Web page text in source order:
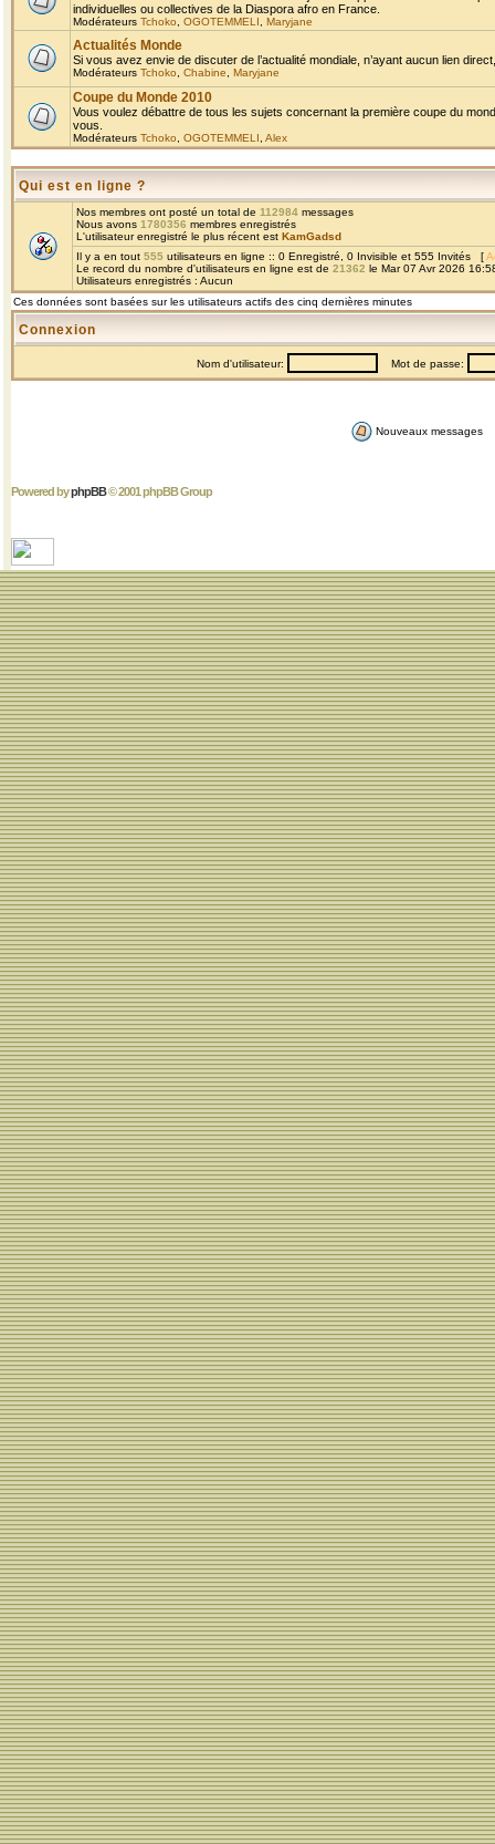
individuelles ou collectives de la Diaspora afro en France.
Modérateurs Tchoko OGOTEMMELI Maryjane
Actualités Monde
Si vous avez envie de discuter de l’actualité mondiale, n’ayant aucun lien
Modérateurs Tchoko Chabine Maryjane
Coupe du Monde 2010
Vous voulez débattre de tous les sujets concernant la première coupe du
vous.
Modérateurs Tchoko OGOTEMMELI Alex
Qui est en ligne ?
Nos membres ont posté un total de 112984 messages
Nous avons 1780356 membres enregistrés
L'utilisateur enregistré le plus récent est KamGadsd
Il y a en tout 555 utilisateurs en ligne :: 0 Enregistré, 0 Invisible et 555 Invités [
Le record du nombre d'utilisateurs en ligne est de 21362 le Mar 07 Avr 2026
Utilisateurs enregistrés : Aucun
Ces données sont basées sur les utilisateurs actifs des cinq dernières minutes
Connexion
Nom d'utilisateur: Mot de passe:
Nouveaux messages
Powered byphpBB© 2001 phpBB Group